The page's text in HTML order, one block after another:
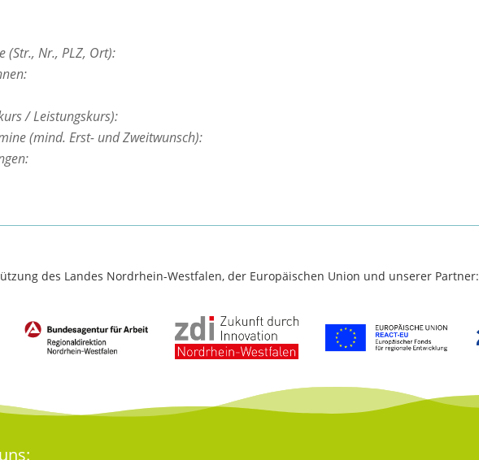
(Str., Nr., PLZ, Ort):
/ Leistungskurs):
(mind. Erst- und Zweitwunsch):
des Landes Nordrhein-Westfalen, der Europäischen Union und unserer Partner: